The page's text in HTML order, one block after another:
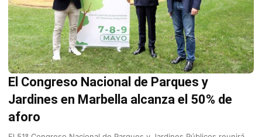
El Congreso Nacional de Parques y
Jardines en Marbella alcanza el 50% de
aforo